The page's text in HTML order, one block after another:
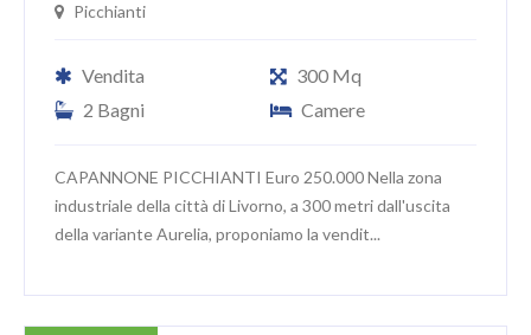
Picchianti
Vendita
300 Mq
2 Bagni
Camere
CAPANNONE PICCHIANTI Euro 250.000 Nella zona
industriale della città di Livorno, a 300 metri dall'uscita
della variante Aurelia, proponiamo la vendit...